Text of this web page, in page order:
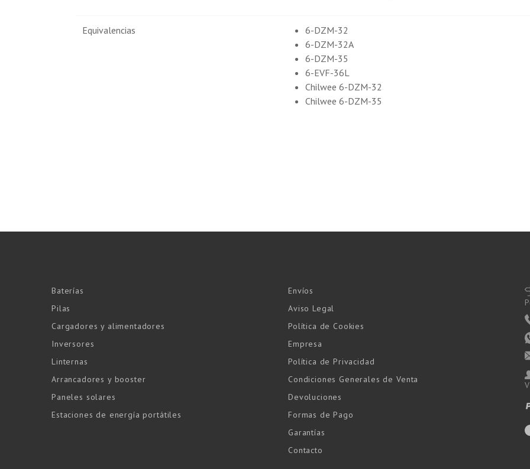
Equivalencias
6-DZM-32
6-DZM-32A
6-DZM-35
6-EVF-36L
Chilwee 6-DZM-32
Chilwee 6-DZM-35
Baterías
Pilas
Cargadores y alimentadores
Inversores
Linternas
Arrancadores y booster
Paneles solares
Estaciones de energía portátiles
Envíos
Aviso Legal
Política de Cookies
Empresa
Política de Privacidad
Condiciones Generales de Venta
Devoluciones
Formas de Pago
Garantías
Contacto